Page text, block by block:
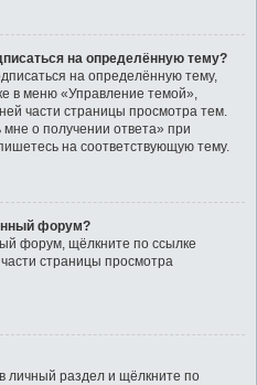
на определённую тему?
на определённую тему,
в меню «Управление темой»,
части страницы просмотра тем.
о получении ответа» при
на соответствующую тему.
форум?
форум, щёлкните по ссылке
страницы просмотра
личный раздел и щёлкните по